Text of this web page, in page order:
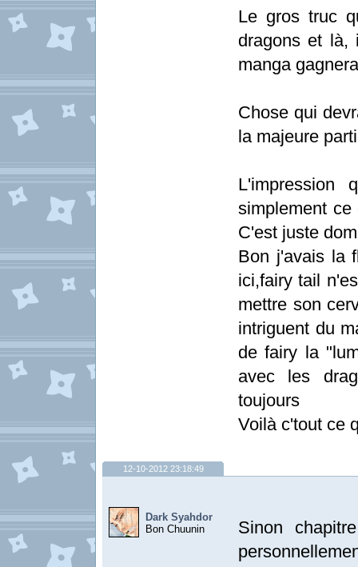
Le gros truc
dragons et là,
manga
Chose qui
la majeure
L'impression
simplement
C'est juste
Bon j'avais la
ici,fairy tail
mettre son
intriguent du
de fairy la
avec les
toujours
Voilà c'tout ce
12-10-2012 23:18:49
Dark Syahdor
Bon Chuunin
Sinon